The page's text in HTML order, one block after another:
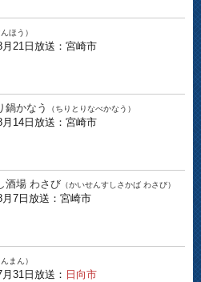
んほう）
月21日放送：宮崎市
鍋かなう （ちりとりなべかなう）
月14日放送：宮崎市
酒場 わさび （かいせんすしさかば わさび）
月7日放送：宮崎市
んまん）
31日放送： 日向市